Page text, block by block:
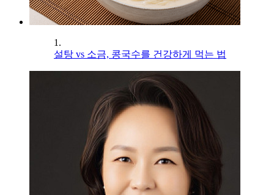
1.
설탕 vs 소금, 콩국수를 건강하게 먹는 법